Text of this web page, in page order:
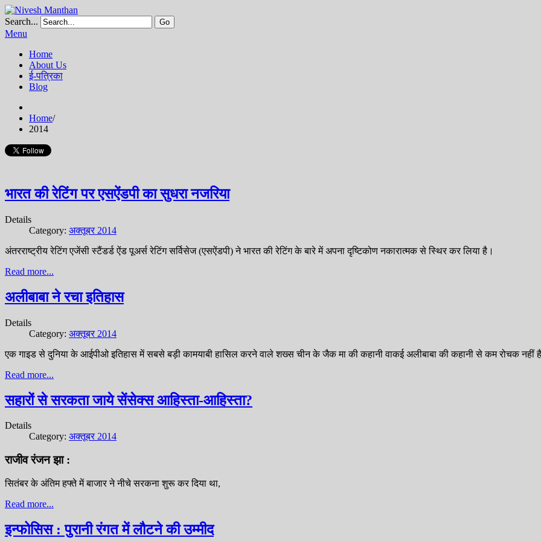
Search... Go
Menu
Home
About Us
ई-पत्रिका
Blog
Home/
2014
भारत की रेटिंग पर एसऐंडपी का सुधरा नजरिया
Details
Category: अक्तूबर 2014
अंतरराष्ट्रीय रेटिंग एजेंसी स्टैंडर्ड ऐंड पूअर्स रेटिंग सर्विसेज (एसऐंडपी) ने भारत की रेटिंग के बारे में अपना दृष्टिकोण नकारात्मक से स्थिर कर लिया है।
Read more...
अलीबाबा ने रचा इतिहास
Details
Category: अक्तूबर 2014
एक गाइड से दुनिया के आईपीओ इतिहास में सबसे बड़ी कामयाबी हासिल करने वाले शख्स चीन के जैक मा की कहानी वाकई अलीबाबा की कहानी से कम रोचक नहीं
Read more...
सहारों से सरकता जाये सेंसेक्स आहिस्ता-आहिस्ता?
Details
Category: अक्तूबर 2014
राजीव रंजन झा :
सितंबर के अंतिम हफ्ते में बाजार ने नीचे सरकना शुरू कर दिया था,
Read more...
इन्फोसिस : पुरानी रंगत में लौटने की उम्मीद